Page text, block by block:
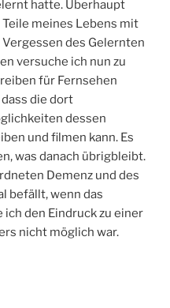
hatte. Überhaupt
meines Lebens mit
des Gelernten
versuche ich nun zu
für Fernsehen
die dort
dessen
und filmen kann. Es
was danach übrigbleibt.
Demenz und des
befällt, wenn das
den Eindruck zu einer
nicht möglich war.